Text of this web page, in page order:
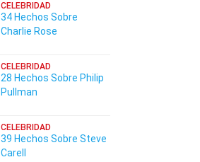
CELEBRIDAD
34 Hechos Sobre
Charlie Rose
CELEBRIDAD
28 Hechos Sobre Philip
Pullman
CELEBRIDAD
39 Hechos Sobre Steve
Carell